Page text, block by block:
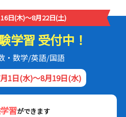
日(木)～8月22日(土)
学習 受付中！
・数学/英語/国語
1日(水)～8月19日(水)
習ができます